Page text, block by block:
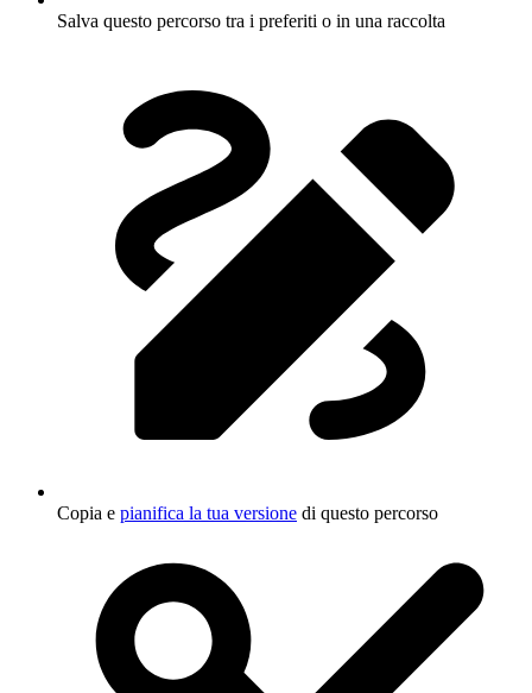
Salva questo percorso tra i preferiti o in una raccolta
Copia e pianifica la tua versione di questo percorso